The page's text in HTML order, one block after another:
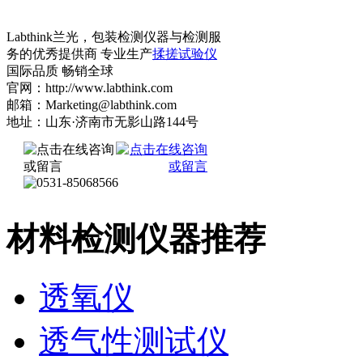
Labthink兰光，包装检测仪器与检测服
务的优秀提供商 专业生产揉搓试验仪
国际品质 畅销全球
官网：http://www.labthink.com
邮箱：Marketing@labthink.com
地址：山东·济南市无影山路144号
材料检测仪器推荐
透氧仪
透气性测试仪